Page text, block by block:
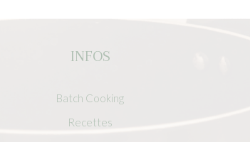
INFOS
Batch Cooking
Recettes